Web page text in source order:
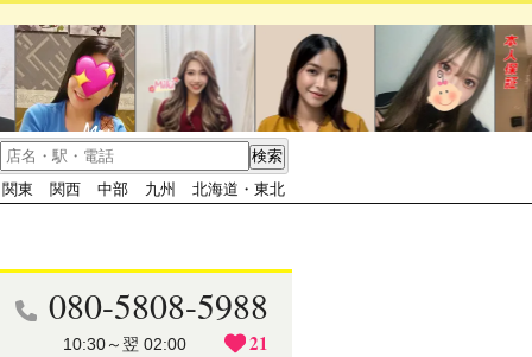
関東 関西 中部 九州 北海道・東北
080-5808-5988
10:30～翌 02:00 21